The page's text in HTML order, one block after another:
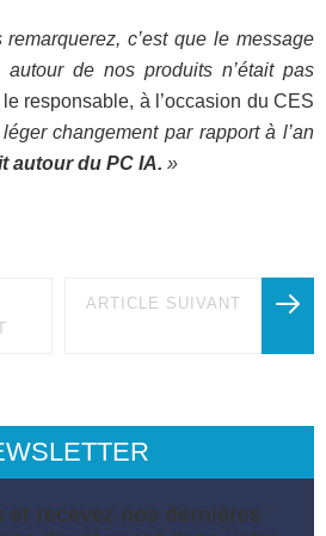
c’est que le message
de nos produits n’était pas
responsable, à l’occasion du CES
changement par rapport à l’an
autour du PC IA. »
ARTICLE SUIVANT
et recevez nos dernières